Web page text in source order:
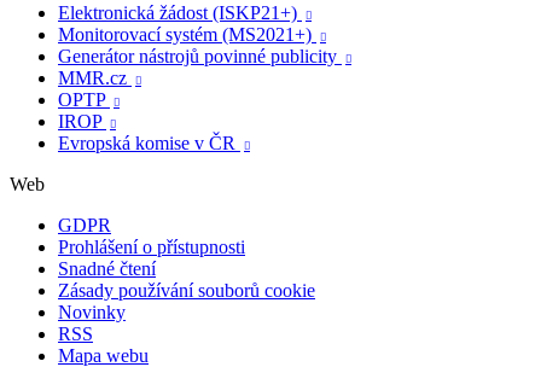
Elektronická žádost (ISKP21+)

Monitorovací systém (MS2021+) 
Generátor nástrojů povinné publicity 
MMR.cz 
OPTP 
IROP 
Evropská komise v ČR 
Web
GDPR
Prohlášení o přístupnosti
Snadné čtení
Zásady používání souborů cookie
Novinky
RSS
Mapa webu